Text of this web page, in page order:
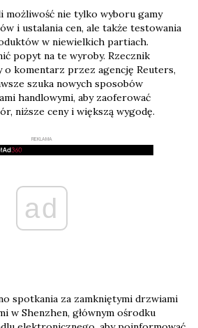
możliwość nie tylko wyboru gamy
i ustalania cen, ale także testowania
w niewielkich partiach.
popyt na te wyroby. Rzecznik
o komentarz przez agencję Reuters,
szuka nowych sposobów
handlowymi, aby zaoferować
niższe ceny i większą wygodę.
REKLAMA
ad
spotkania za zamkniętymi drzwiami
w Shenzhen, głównym ośrodku